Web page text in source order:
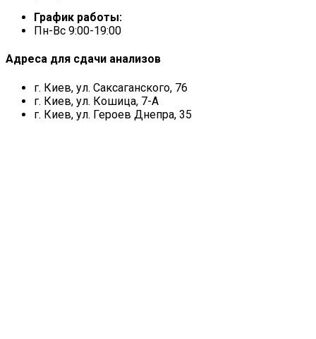
График работы:
Пн-Вс 9:00-19:00
Адреса для сдачи анализов
г. Киев, ул. Саксаганского, 76
г. Киев, ул. Кошица, 7-А
г. Киев, ул. Героев Днепра, 35